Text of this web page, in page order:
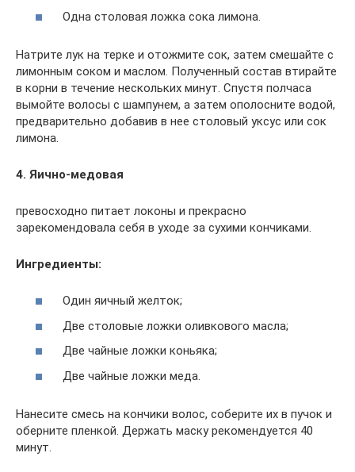
Одна столовая ложка сока лимона.
Натрите лук на терке и отожмите сок, затем смешайте с
лимонным соком и маслом. Полученный состав втирайте
в корни в течение нескольких минут. Спустя полчаса
вымойте волосы с шампунем, а затем ополосните водой,
предварительно добавив в нее столовый уксус или сок
лимона.
4. Яично-медовая
превосходно питает локоны и прекрасно
зарекомендовала себя в уходе за сухими кончиками.
Ингредиенты:
Один яичный желток;
Две столовые ложки оливкового масла;
Две чайные ложки коньяка;
Две чайные ложки меда.
Нанесите смесь на кончики волос, соберите их в пучок и
оберните пленкой. Держать маску рекомендуется 40
минут.